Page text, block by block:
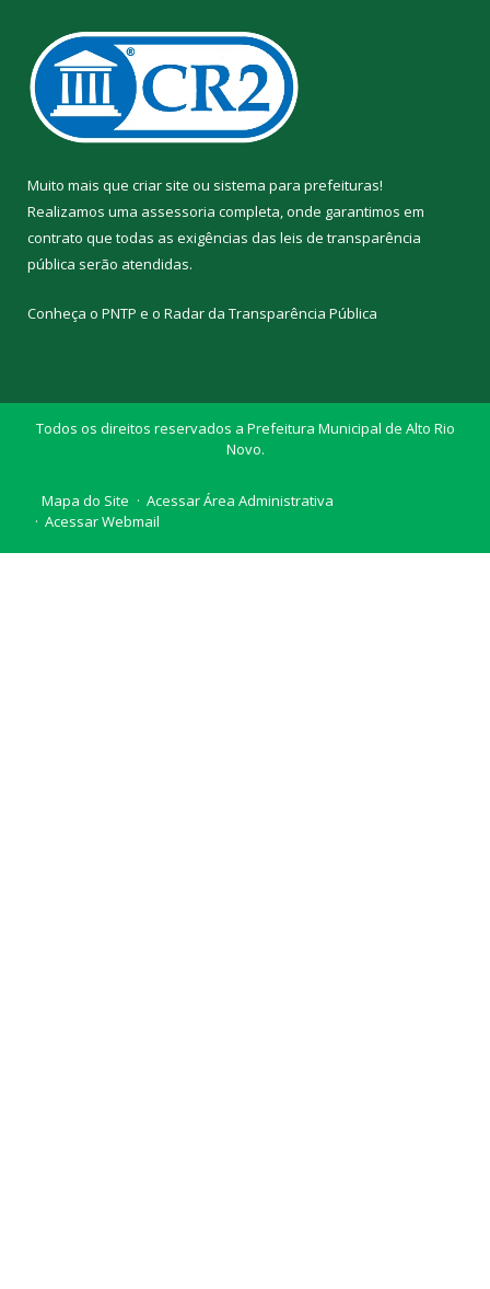
Muito mais que criar site ou sistema para prefeituras!
Realizamos uma assessoria completa, onde garantimos em
contrato que todas as exigências das leis de transparência
pública serão atendidas.
Conheça o PNTP e o Radar da Transparência Pública
Todos os direitos reservados a Prefeitura Municipal de Alto Rio
Novo.
Mapa do Site
Acessar Área Administrativa
Acessar Webmail